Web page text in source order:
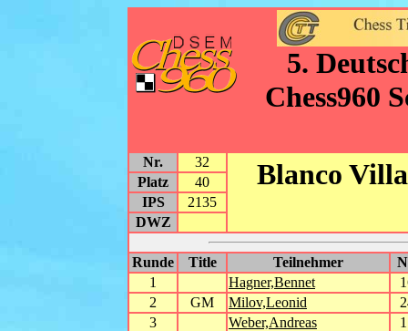
5.
Chess960
Nr. 32 Blanco
Platz
40
IPS
2135
DWZ
Runde Title Teilnehmer
1
Hagner,Bennet
2
GM Milov,Leonid
3
Weber,Andreas